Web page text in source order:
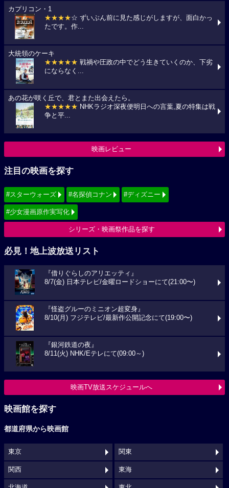
カプリコン・1
★★★★☆ ずいぶん前に見た感じがしますが、面白かっ
たです。作...
大統領のケーキ
★★★★★ 戦禍や圧政の中でどう生きていくのか、下劣
にならなく...
あの花が咲く丘で、君とまた出会えたら。
★★★★★ NHKラジオ深夜便明日への言葉,夏の特集は戦
争と平...
映画レビュー
注目の映画を探す
#スターウォーズ #名探偵コナン #ディズニー
#少女漫画原作実写化
シリーズ・映画祭作品を探す
必見！地上波放送リスト
『借りぐらしのアリエッティ』
8/7(金) 日本テレビ/金曜ロードショーにて(21:00〜)
『怪盗グルーのミニオン超変身』
8/10(月) フジテレビ/最新作公開記念にて(19:00〜)
『銀河鉄道の夜』
8/11(火) NHK/Eテレにて(09:00～)
映画TV放送スケジュールへ
映画館を探す
都道府県から映画館
東京 関東
関西 東海